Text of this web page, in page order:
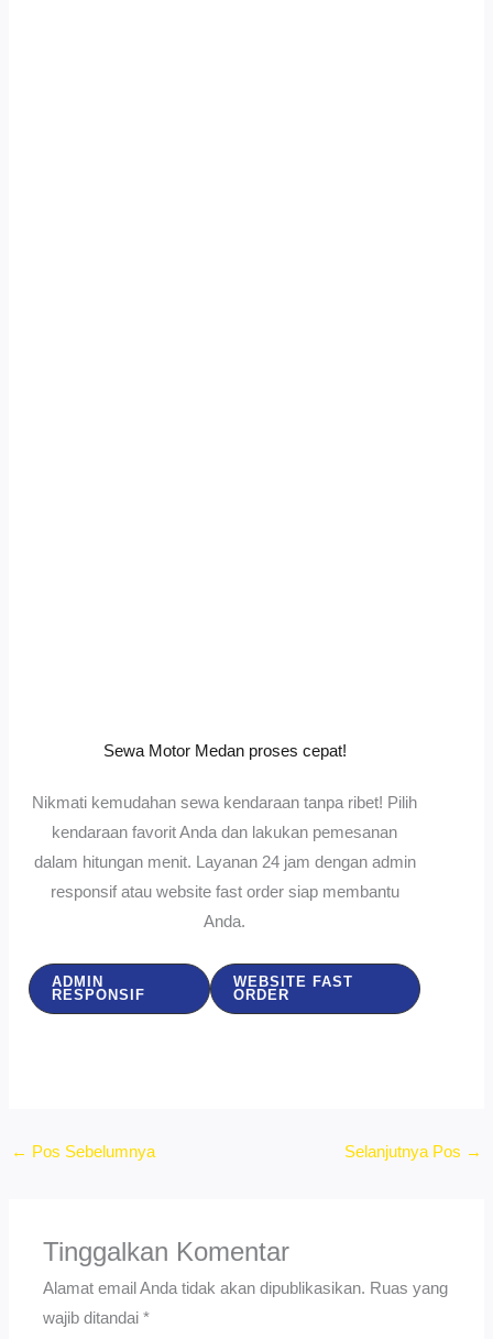
Sewa Motor Medan proses cepat!
Nikmati kemudahan sewa kendaraan tanpa ribet! Pilih
kendaraan favorit Anda dan lakukan pemesanan
dalam hitungan menit. Layanan 24 jam dengan admin
responsif atau website fast order siap membantu
Anda.
ADMIN
RESPONSIF
WEBSITE FAST
ORDER
← Pos Sebelumnya Selanjutnya Pos →
Tinggalkan Komentar
Alamat email Anda tidak akan dipublikasikan. Ruas yang
wajib ditandai*